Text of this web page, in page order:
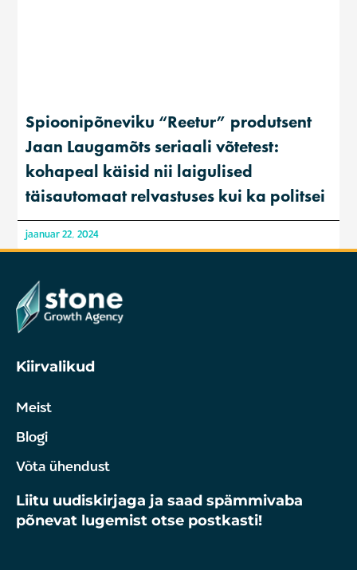
Spioonipõneviku “Reetur” produtsent
Jaan Laugamõts seriaali võtetest:
kohapeal käisid nii laigulised
täisautomaat relvastuses kui ka politsei
jaanuar 22, 2024
Kiirvalikud
Meist
Blogi
Võta ühendust
Liitu uudiskirjaga ja saad spämmivaba
põnevat lugemist otse postkasti!